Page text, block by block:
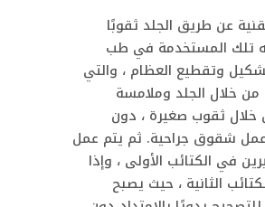
عن طريق الجلد ثقوبًا
تلك المستخدمة في طب
وتقطيع العظام ، والتي
من خلال الجلد وملامسة
خلال ثقوب صغيرة ، دون
عمل شقوق جراحية. ثم يتم عمل
في الكتائب الأولى ، وإذا
الثانية ، حيث يصبح